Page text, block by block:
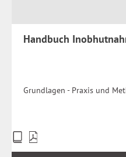
Handbuch
Grundlagen - Praxis und
Preise
inkl.